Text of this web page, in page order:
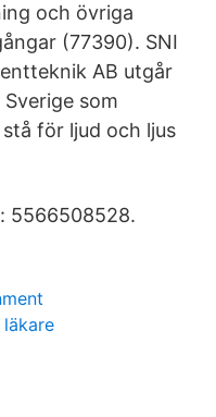
och övriga
(77390). SNI
AB utgår
som
för ljud och ljus
5566508528.